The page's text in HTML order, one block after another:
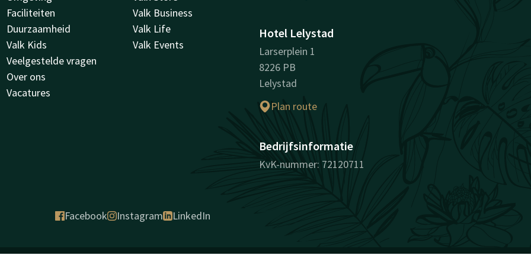
Faciliteiten
Duurzaamheid
Valk Kids
Veelgestelde vragen
Over ons
Vacatures
Valk Business
Valk Life
Valk Events
Hotel Lelystad
Larserplein 1
8226 PB
Lelystad
Plan route
Bedrijfsinformatie
KvK-nummer: 72120711
Facebook Instagram LinkedIn